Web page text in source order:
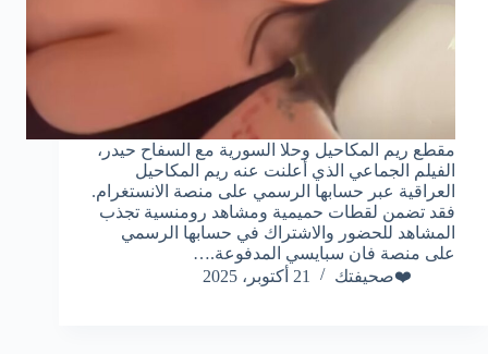
مقطع ريم المكاحيل وحلا السورية مع السفاح حيدر،
الفيلم الجماعي الذي أعلنت عنه ريم المكاحيل
العراقية عبر حسابها الرسمي على منصة الانستغرام.
فقد تضمن لقطات حميمية ومشاهد رومنسية تجذب
المشاهد للحضور والاشتراك في حسابها الرسمي
على منصة فان سبايسي المدفوعة.…
❤️صحيفتك
21 أكتوبر، 2025